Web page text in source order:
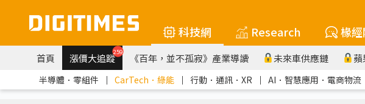
科技網 Research 椽經
首頁 漲價大追蹤259 《百年，並不孤寂》產業導讀 未來車供應鏈
半導體．零組件 ｜ CarTech．綠能 ｜ 行動．通訊．XR ｜ AI．智慧應用．電商物流